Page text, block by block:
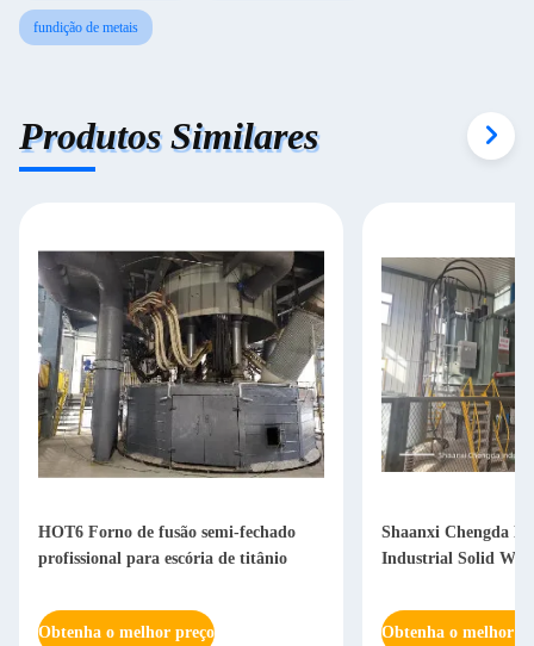
fundição de metais
Produtos Similares
HOT6 Forno de fusão semi-fechado
profissional para escória de titânio
Obtenha o melhor preço
Shaanxi Chengda
Industrial Solid
Obtenha o melhor